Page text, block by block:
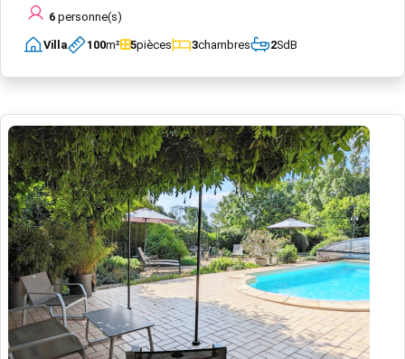
6 personne(s)
Villa 100m² 5pièces 3chambres 2SdB